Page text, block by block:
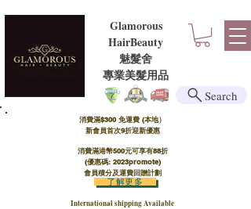
Glamorous
HairBeauty
魅髮舍
​​專業美髮用品
消費滿$300 免運費 (本地）​
新會員首次9折迎新優惠
消費滿港幣500元可享有88折
(優惠碼: 2023promote)
會員積分及運費回贈計劃
International shipping Available
了解更多
Search